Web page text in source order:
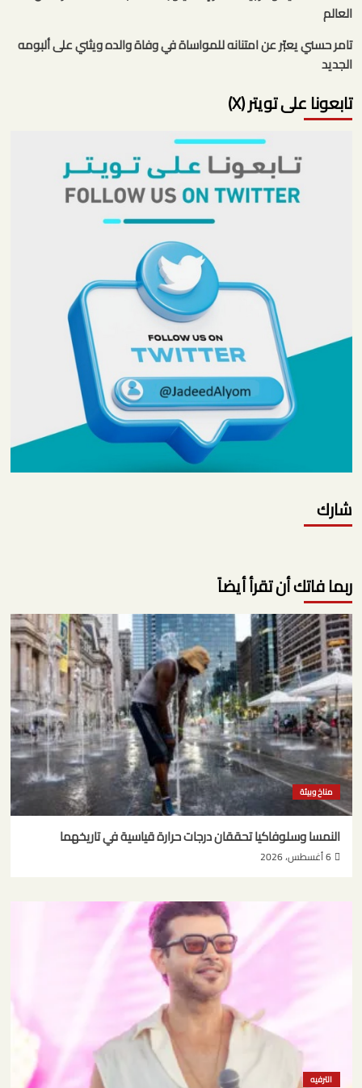
العالم
تامر حسني يعبّر عن امتنانه للمواساة في وفاة والده ويثني على ألبومه
الجديد
تابعونا على تويتر (X)
شارك
ربما فاتك أن تقرأ أيضاً
مناخ وبيئة
النمسا وسلوفاكيا تحققان درجات حرارة قياسية في تاريخهما
6 أغسطس، 2026
الترفيه